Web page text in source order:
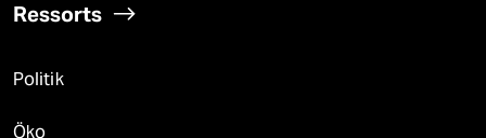
Ressorts
Politik
Öko